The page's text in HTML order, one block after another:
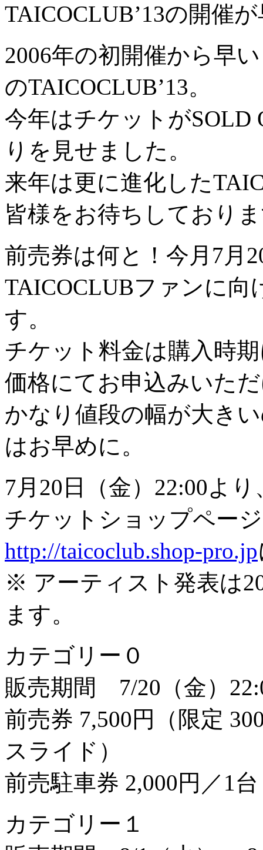
TAICOCLUB’13の開催
2006年の初開催から早
のTAICOCLUB’13。
今年はチケットがSOLD
りを見せました。
来年は更に進化した
皆様をお待ちしており
前売券は何と！今月7月
TAICOCLUBファンに向
す。
チケット料金は購入時
価格にてお申込みいた
かなり値段の幅が大き
はお早めに。
7月20日（金）22:00よ
チケットショップページ
http://taicoclub.shop-pro.jp
※ アーティスト発表は
ます。
カテゴリー０
販売期間 7/20（金）
前売券 7,500円（限定
スライド）
前売駐車券 2,000円／1台
カテゴリー１